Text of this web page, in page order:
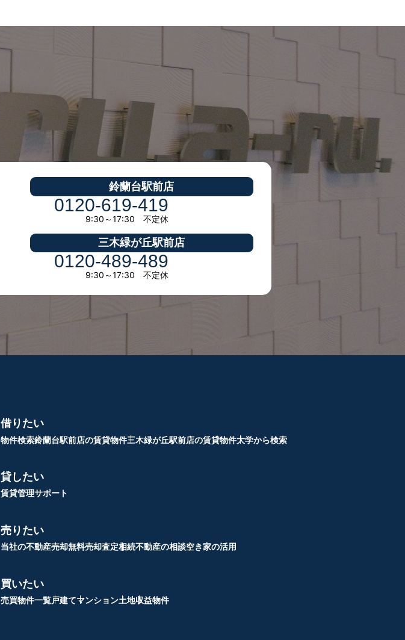
鈴蘭台駅前店
0120-619-419
9:30～17:30 不定休
三木緑が丘駅前店
0120-489-489
9:30～17:30 不定休
借りたい
物件検索鈴蘭台駅前店の賃貸物件三木緑が丘駅前店の賃貸物件大学から検索
貸したい
賃貸管理サポート
売りたい
当社の不動産売却無料売却査定相続不動産の相談空き家の活用
買いたい
売買物件一覧戸建てマンション土地収益物件